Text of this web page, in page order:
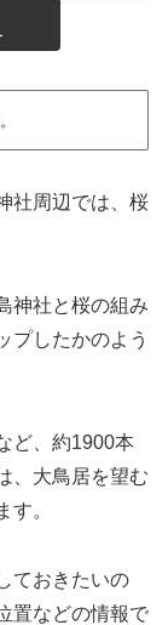
社周辺では、桜
神社と桜の組み
プしたかのよう
ど、約1900本
、大鳥居を望む
す。
ておきたいの
置などの情報で